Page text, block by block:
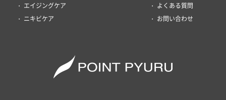
エイジングケア
ニキビケア
よくある質問
お問い合わせ